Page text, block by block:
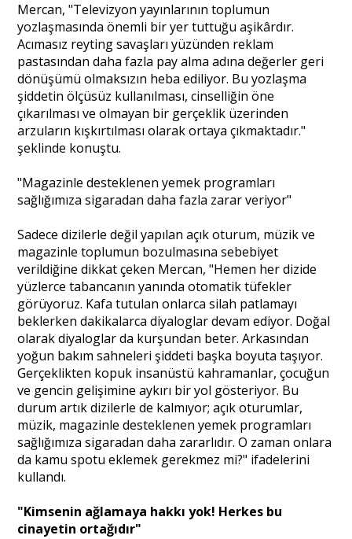
Mercan, "Televizyon yayınlarının toplumun
yozlaşmasında önemli bir yer tuttuğu aşikârdır.
Acımasız reyting savaşları yüzünden reklam
pastasından daha fazla pay alma adına değerler geri
dönüşümü olmaksızın heba ediliyor. Bu yozlaşma
şiddetin ölçüsüz kullanılması, cinselliğin öne
çıkarılması ve olmayan bir gerçeklik üzerinden
arzuların kışkırtılması olarak ortaya çıkmaktadır."
şeklinde konuştu.
"Magazinle desteklenen yemek programları
sağlığımıza sigaradan daha fazla zarar veriyor"
Sadece dizilerle değil yapılan açık oturum, müzik ve
magazinle toplumun bozulmasına sebebiyet
verildiğine dikkat çeken Mercan, "Hemen her dizide
yüzlerce tabancanın yanında otomatik tüfekler
görüyoruz. Kafa tutulan onlarca silah patlamayı
beklerken dakikalarca diyaloglar devam ediyor. Doğal
olarak diyaloglar da kurşundan beter. Arkasından
yoğun bakım sahneleri şiddeti başka boyuta taşıyor.
Gerçeklikten kopuk insanüstü kahramanlar, çocuğun
ve gencin gelişimine aykırı bir yol gösteriyor. Bu
durum artık dizilerle de kalmıyor; açık oturumlar,
müzik, magazinle desteklenen yemek programları
sağlığımıza sigaradan daha zararlıdır. O zaman onlara
da kamu spotu eklemek gerekmez mi?" ifadelerini
kullandı.
"Kimsenin ağlamaya hakkı yok! Herkes bu
cinayetin ortağıdır"